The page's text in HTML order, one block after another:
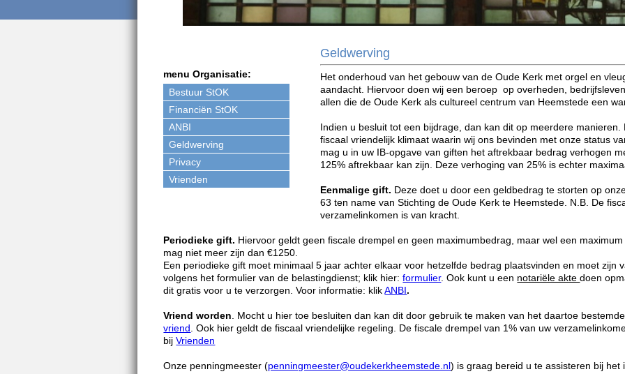
menu Organisatie:
Bestuur StOK
Financiën StOK
ANBI
Geldwerving
Privacy
Vrienden
Geldwerving
Het onderhoud van het gebouw van de Oude Kerk met orgel en
aandacht. Hiervoor doen wij een beroep op overheden,
allen die de Oude Kerk als cultureel centrum van Heemstede een
Indien u besluit tot een bijdrage, dan kan dit op meerdere
fiscaal vriendelijk klimaat waarin wij ons bevinden met onze status
mag u in uw IB-opgave van giften het aftrekbaar bedrag verhogen
125% aftrekbaar kan zijn. Deze verhoging van 25% is echter
Eenmalige gift. Deze doet u door een geldbedrag te storten op
63 ten name van Stichting de Oude Kerk te Heemstede. N.B. De
verzamelinkomen is van kracht.
Periodieke gift. Hiervoor geldt geen fiscale drempel en geen maximumbedrag, maar wel een
mag niet meer zijn dan €1250.
Een periodieke gift moet minimaal 5 jaar achter elkaar voor hetzelfde bedrag plaatsvinden en moet zijn
volgens het formulier van de belastingdienst; klik hier:formulier. Ook kunt u een notariële aktedoen
dit gratis voor u te verzorgen. Voor informatie: klikANBI.
Vriend worden. Mocht u hier toe besluiten dan kan dit door gebruik te maken van het daartoe
vriend. Ook hier geldt de fiscaal vriendelijke regeling. De fiscale drempel van 1% van uw
bijVrienden
Onze penningmeester (penningmeester@oudekerkheemstede.nl) is graag bereid u te assisteren bij het